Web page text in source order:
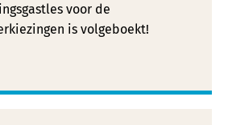
voor de
is volgeboekt!